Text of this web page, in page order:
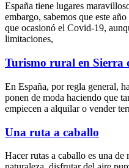
España tiene lugares
embargo, sabemos que este
que ocasionó el Covid-19,
limitaciones,
Turismo rural en Sierra
En España, por regla general,
ponen de moda haciendo que
empiecen a alquilar o vender
Una ruta a caballo
Hacer rutas a caballo es una